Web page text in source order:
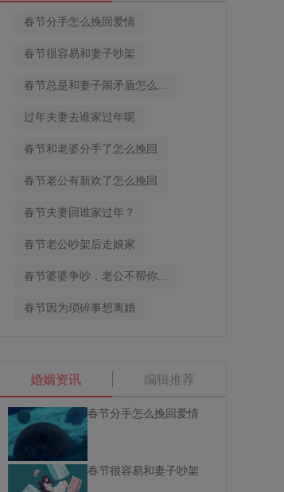
春节分手怎么挽回爱情
春节很容易和妻子吵架
春节总是和妻子闹矛盾怎么...
过年夫妻去谁家过年呢
春节和老婆分手了怎么挽回
春节老公有新欢了怎么挽回
春节夫妻回谁家过年？
春节老公吵架后走娘家
春节婆婆争吵，老公不帮你...
春节因为琐碎事想离婚
婚姻资讯 编辑推荐
春节分手怎么挽回爱情
春节很容易和妻子吵架